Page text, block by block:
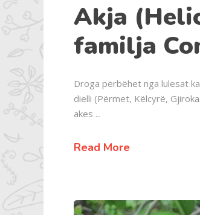
Akja
familja
Droga përbëhet nga lulesat
dielli (Përmet, Këlcyrë,
akes
Read More